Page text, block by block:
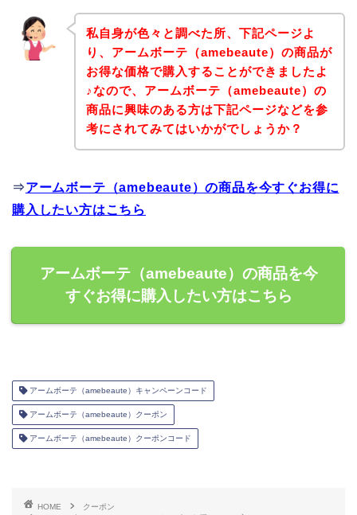
私自身が色々と調べた所、下記ページよ
り、アームボーテ（amebeaute）の商品が
お得な価格で購入することができましたよ
♪なので、アームボーテ（amebeaute）の
商品に興味のある方は下記ページなどを参
考にされてみてはいかがでしょうか？
⇒アームボーテ（amebeaute）の商品を今すぐお得に
購入したい方はこちら
アームボーテ（amebeaute）の商品を今
すぐお得に購入したい方はこちら
アームボーテ（amebeaute）キャンペーンコード
アームボーテ（amebeaute）クーポン
アームボーテ（amebeaute）クーポンコード
HOME
クーポン